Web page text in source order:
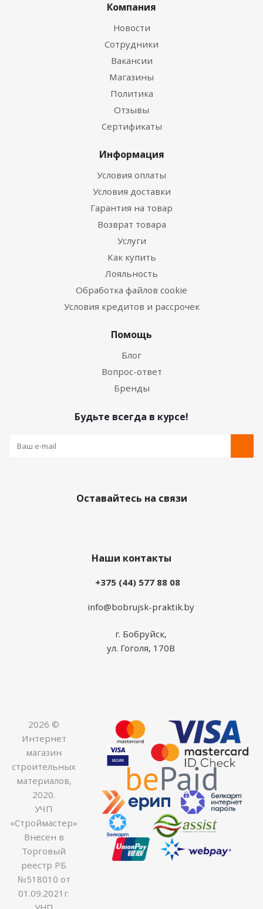
Компания
Новости
Сотрудники
Вакансии
Магазины
Политика
Отзывы
Сертификаты
Информация
Условия оплаты
Условия доставки
Гарантия на товар
Возврат товара
Услуги
Как купить
Лояльность
Обработка файлов cookie
Условия кредитов и рассрочек
Помощь
Блог
Вопрос-ответ
Бренды
Будьте всегда в курсе!
Оставайтесь на связи
Наши контакты
+375 (44) 577 88 08
info@bobrujsk-praktik.by
г. Бобруйск,
ул. Гоголя, 170В
2026 ©
Интернет
магазин
строительных
материалов,
2020.
УЧП
«Строймастер»
Внесен в
Торговый
реестр РБ
№518010 от
01.09.2021г.